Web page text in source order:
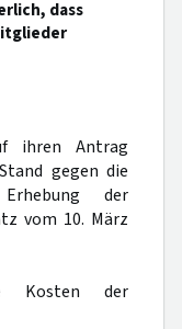
dass
ihren Antrag
gegen die
der
vom 10. März
Kosten der